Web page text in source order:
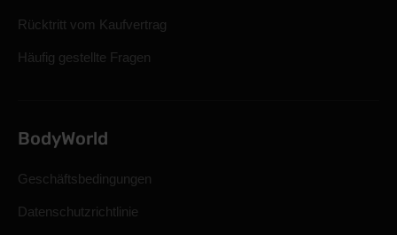
Rücktritt vom Kaufvertrag
Häufig gestellte Fragen
BodyWorld
Geschäftsbedingungen
Datenschutzrichtlinie